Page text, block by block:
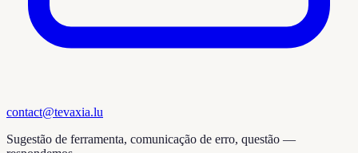
contact@tevaxia.lu
Sugestão de ferramenta, comunicação de erro, questão —